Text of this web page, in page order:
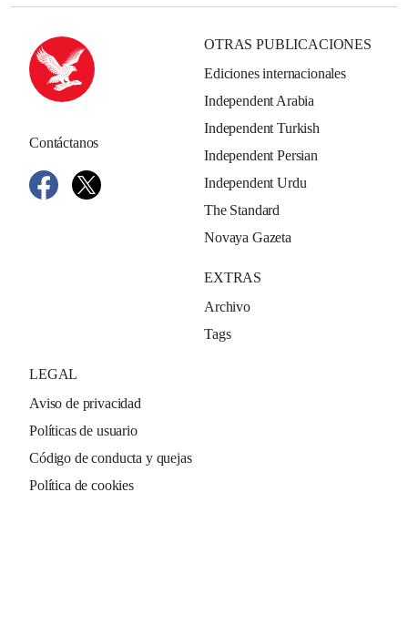
Contáctanos
OTRAS PUBLICACIONES
Ediciones internacionales
Independent Arabia
Independent Turkish
Independent Persian
Independent Urdu
The Standard
Novaya Gazeta
EXTRAS
Archivo
Tags
LEGAL
Aviso de privacidad
Políticas de usuario
Código de conducta y quejas
Política de cookies